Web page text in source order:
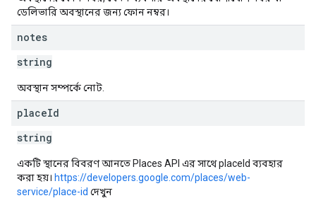
ডেলিভারি অবস্থানের জন্য ফোন নম্বর।
notes
string
অবস্থান সম্পর্কে নোট.
placeId
string
একটি স্থানের বিবরণ আনতে Places API এর সাথে placeId ব্যবহার
করা হয়। https://developers.google.com/places/web-
service/place-id দেখুন